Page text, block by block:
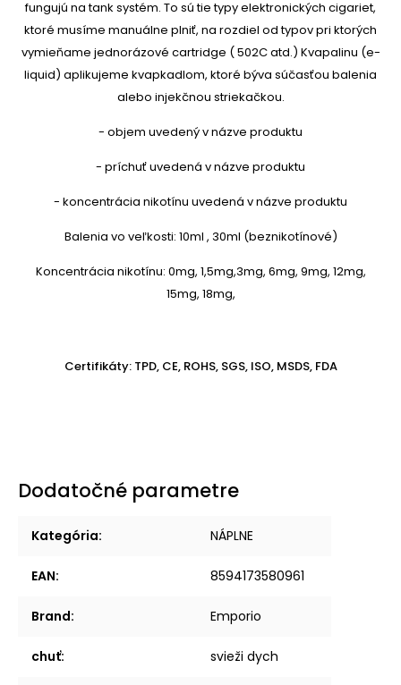
fungujú na tank systém. To sú tie typy elektronických cigariet,
ktoré musíme manuálne plniť, na rozdiel od typov pri ktorých
vymieňame jednorázové cartridge ( 502C atd.) Kvapalinu (e-
liquid) aplikujeme kvapkadlom, ktoré býva súčasťou balenia
alebo injekčnou striekačkou.
- objem uvedený v názve produktu
- príchuť uvedená v názve produktu
- koncentrácia nikotínu uvedená v názve produktu
Balenia vo veľkosti: 10ml , 30ml (beznikotínové)
Koncentrácia nikotínu: 0mg, 1,5mg,3mg, 6mg, 9mg, 12mg,
15mg, 18mg,
Certifikáty: TPD, CE, ROHS, SGS, ISO, MSDS, FDA
Dodatočné parametre
Kategória: NÁPLNE
EAN: 8594173580961
Brand: Emporio
chuť: svieži dych